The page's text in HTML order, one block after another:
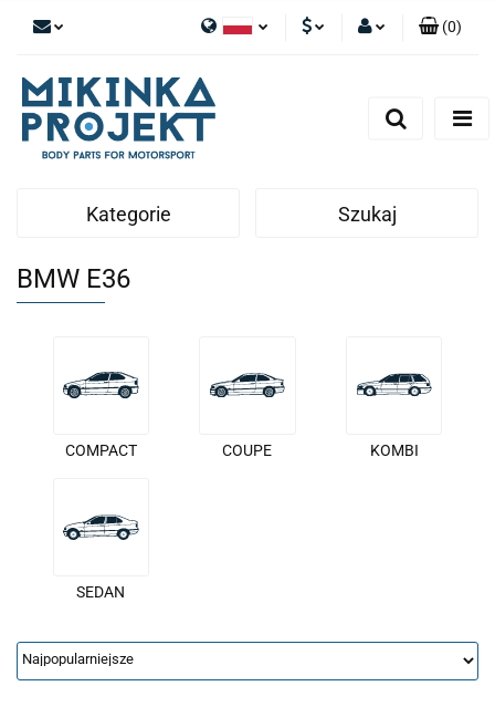
Polski
English
(0)
Kategorie Szukaj
BMW E36
COMPACT COUPE KOMBI
SEDAN